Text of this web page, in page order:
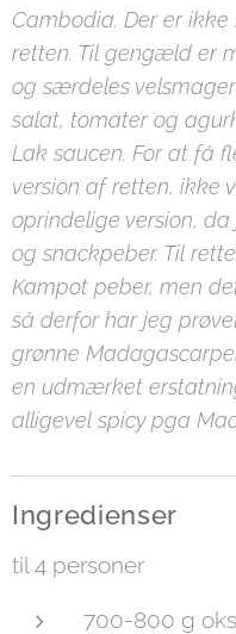
Cambodia. Der er
retten. Til gengæld er
og særdeles
salat, tomater og
Lak saucen. For at få
version af retten, ikke
oprindelige version,
og snackpeber. Til
Kampot peber, men
så derfor har jeg
grønne
en udmærket
alligevel spicy pga
Ingredienser
til 4 personer
700-800 g